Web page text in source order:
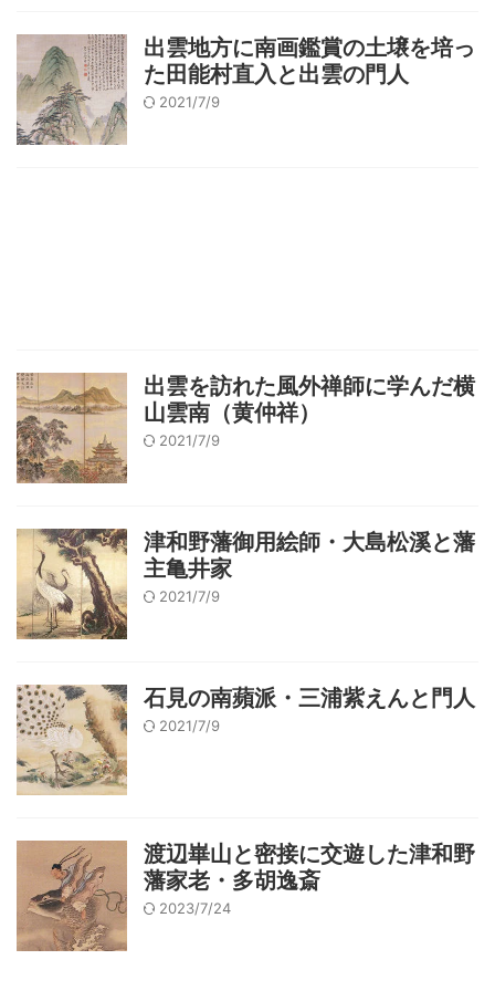
出雲地方に南画鑑賞の土壌を培っ
た田能村直入と出雲の門人
2021/7/9
出雲を訪れた風外禅師に学んだ横
山雲南（黄仲祥）
2021/7/9
津和野藩御用絵師・大島松溪と藩
主亀井家
2021/7/9
石見の南蘋派・三浦紫えんと門人
2021/7/9
渡辺崋山と密接に交遊した津和野
藩家老・多胡逸斎
2023/7/24